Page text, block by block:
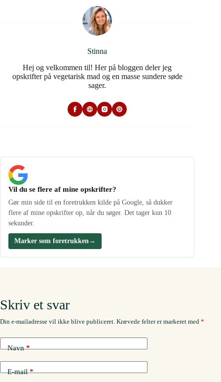
Stinna
Hej og velkommen til! Her på bloggen deler jeg
opskrifter på vegetarisk mad og en masse sundere søde
sager.
Vil du se flere af mine opskrifter?
Gør min side til en foretrukken kilde på Google, så dukker
flere af mine opskrifter op, når du søger. Det tager kun 10
sekunder.
Marker som foretrukken→
Skriv et svar
Din e-mailadresse vil ikke blive publiceret. Krævede felter er markeret med *
Navn*
E-mail*